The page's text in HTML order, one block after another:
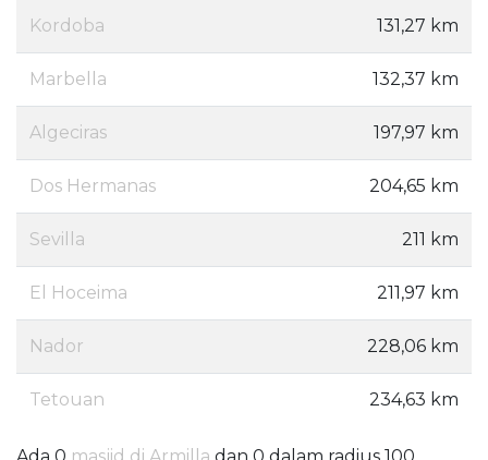
Kordoba 131,27 km
Marbella 132,37 km
Algeciras 197,97 km
Dos Hermanas 204,65 km
Sevilla 211 km
El Hoceima 211,97 km
Nador 228,06 km
Tetouan 234,63 km